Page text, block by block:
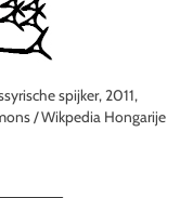
spijker, 2011,
/ Wikpedia Hongarije